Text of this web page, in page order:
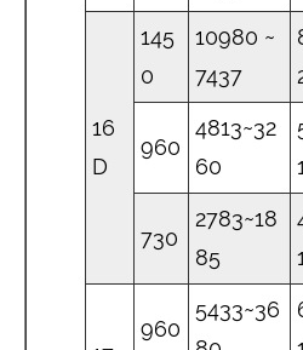
16
D
145
0
10980 ~
7437
960
4813~32
60
730
2783~18
85
960
5433~36